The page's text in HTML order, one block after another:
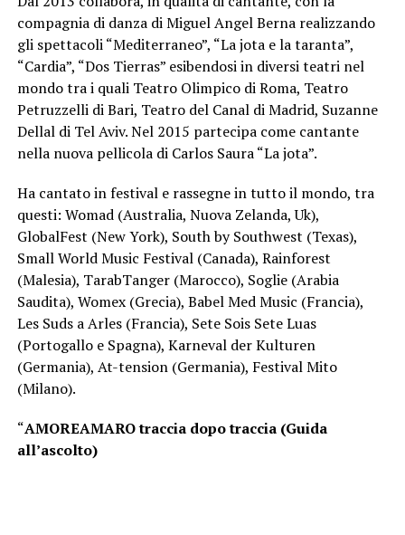
compagnia di danza di Miguel Angel Berna realizzando
gli spettacoli “Mediterraneo”, “La jota e la taranta”,
“Cardia”, “Dos Tierras” esibendosi in diversi teatri nel
mondo tra i quali Teatro Olimpico di Roma, Teatro
Petruzzelli di Bari, Teatro del Canal di Madrid, Suzanne
Dellal di Tel Aviv. Nel 2015 partecipa come cantante
nella nuova pellicola di Carlos Saura “La jota”.
Ha cantato in festival e rassegne in tutto il mondo, tra
questi: Womad (Australia, Nuova Zelanda, Uk),
GlobalFest (New York), South by Southwest (Texas),
Small World Music Festival (Canada), Rainforest
(Malesia), TarabTanger (Marocco), Soglie (Arabia
Saudita), Womex (Grecia), Babel Med Music (Francia),
Les Suds a Arles (Francia), Sete Sois Sete Luas
(Portogallo e Spagna), Karneval der Kulturen
(Germania), At-tension (Germania), Festival Mito
(Milano).
“AMOREAMARO traccia dopo traccia (Guida
all’ascolto)